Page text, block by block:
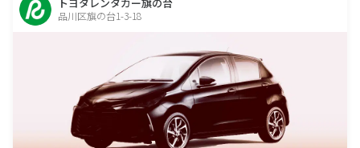
品川区旗の台1-3-18